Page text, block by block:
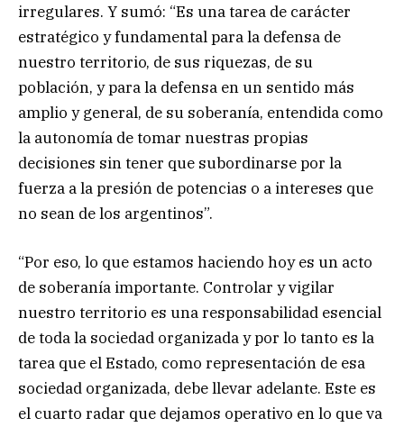
irregulares. Y sumó: “Es una tarea de carácter
estratégico y fundamental para la defensa de
nuestro territorio, de sus riquezas, de su
población, y para la defensa en un sentido más
amplio y general, de su soberanía, entendida como
la autonomía de tomar nuestras propias
decisiones sin tener que subordinarse por la
fuerza a la presión de potencias o a intereses que
no sean de los argentinos”.
“Por eso, lo que estamos haciendo hoy es un acto
de soberanía importante. Controlar y vigilar
nuestro territorio es una responsabilidad esencial
de toda la sociedad organizada y por lo tanto es la
tarea que el Estado, como representación de esa
sociedad organizada, debe llevar adelante. Este es
el cuarto radar que dejamos operativo en lo que va